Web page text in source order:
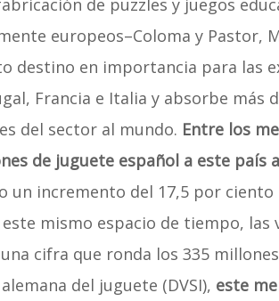
de puzzles y juegos
europeos–Coloma y Pastor,
destino en importancia para las
Francia e Italia y absorbe más
del sector al mundo. Entre los
de juguete español a este país
un incremento del 17,5 por
mismo espacio de tiempo, las
cifra que ronda los 335
del juguete (DVSI), este